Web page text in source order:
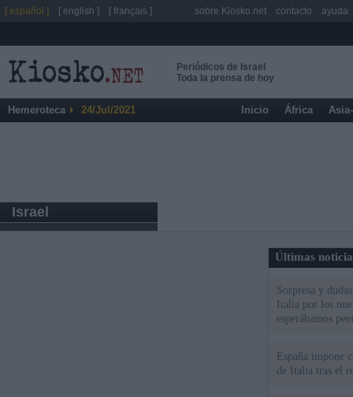
Periódicos de Israel
Toda la prensa de hoy
Hemeroteca 24/Jul/2021 Inicio África
Israel
Últimas
Sorpresa y
Italia por los
esperábamos
España impone
de Italia tras el
[ español ] [ english ] [ français ] sobre Kiosko.net contacto ayuda